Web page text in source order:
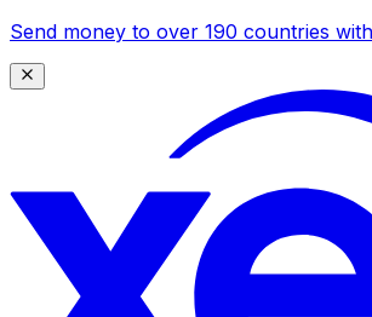
Send money to over 190 countries